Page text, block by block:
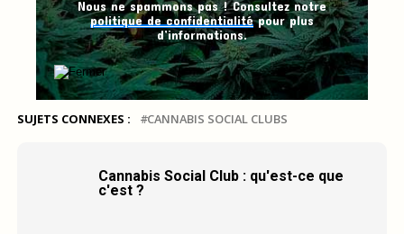
Nous ne spammons pas ! Consultez notre
politique de confidentialitépour plus
d’informations.
SUJETS CONNEXES : CANNABIS SOCIAL CLUBS
Cannabis Social Club : qu'est-ce que
c'est ?